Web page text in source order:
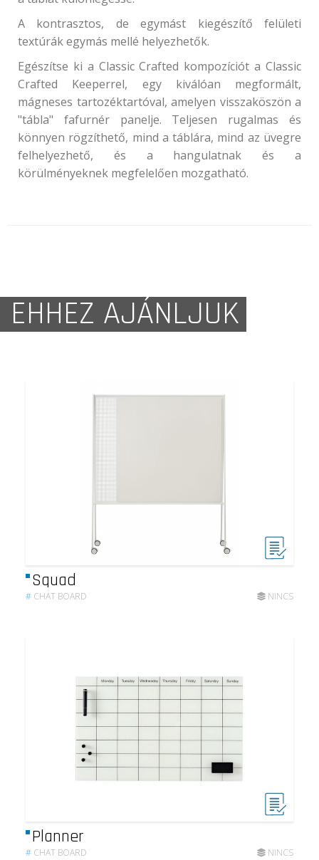
A kontrasztos, de egymást kiegészítő felületi
textúrák egymás mellé helyezhetők.
Egészítse ki a Classic Crafted kompozíciót a Classic
Crafted Keeperrel, egy kiválóan megformált,
mágneses tartozéktartóval, amelyen visszaköszön a
"tábla" fafurnér panelje. Teljesen rugalmas és
könnyen rögzíthető, mind a táblára, mind az üvegre
felhelyezhető, és a hangulatnak és a
körülményeknek megfelelően mozgatható.
EHHEZ AJÁNLJUK
Squad
# CHAT BOARD NINCS
Planner
# CHAT BOARD NINCS